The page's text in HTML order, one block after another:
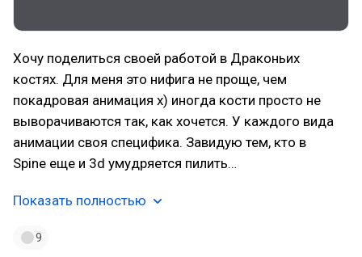
Хочу поделиться своей работой в Драконьих
костях. Для меня это нифига не проще, чем
покадровая анимация х) иногда кости просто не
выворачиваются так, как хочется. У каждого вида
анимации своя специфика. Завидую тем, кто в
Spine еще и 3d умудряется пилить…
Показать полностью
9